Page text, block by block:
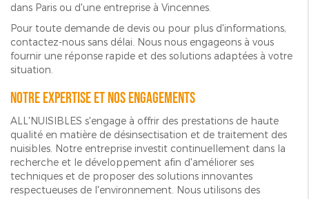
dans Paris ou d'une entreprise à Vincennes.
Pour toute demande de devis ou pour plus d'informations,
contactez-nous sans délai. Nous nous engageons à vous
fournir une réponse rapide et des solutions adaptées à votre
situation.
Notre expertise et nos engagements
ALL'NUISIBLES s'engage à offrir des prestations de haute
qualité en matière de désinsectisation et de traitement des
nuisibles. Notre entreprise investit continuellement dans la
recherche et le développement afin d'améliorer ses
techniques et de proposer des solutions innovantes
respectueuses de l'environnement. Nous utilisons des